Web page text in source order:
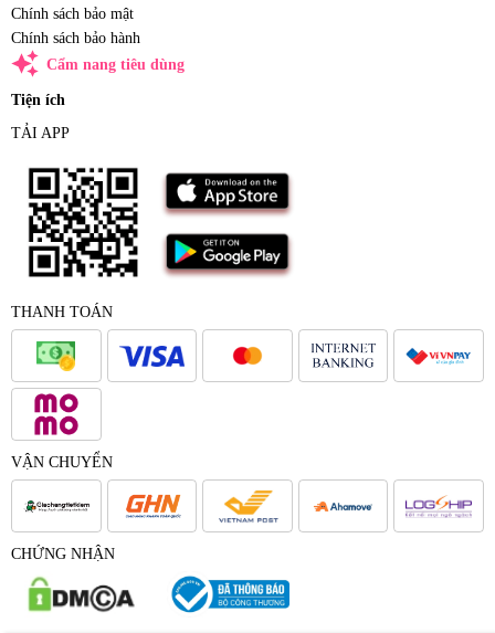
Chính sách bảo mật
Chính sách bảo hành
auto_awesome Cẩm nang tiêu dùng
Tiện ích
TẢI APP
THANH TOÁN
VẬN CHUYỂN
CHỨNG NHẬN